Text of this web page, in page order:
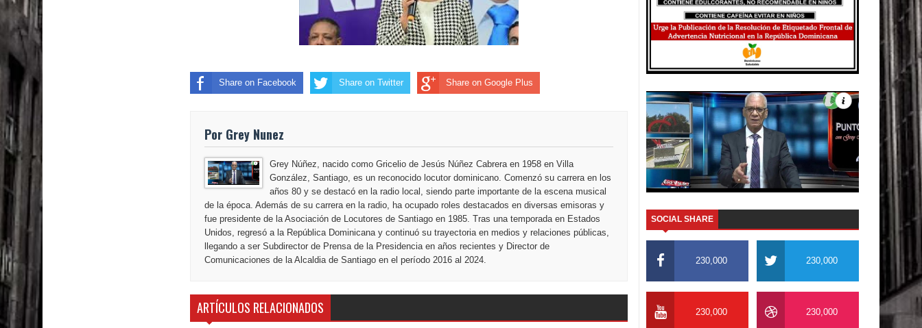
Share on Facebook Share on Twitter Share on Google Plus
Por Grey Nunez
Grey Núñez, nacido como Gricelio de Jesús Núñez Cabrera en 1958 en Villa
González, Santiago, es un reconocido locutor dominicano. Comenzó su carrera en los
años 80 y se destacó en la radio local, siendo parte importante de la escena musical
de la época. Además de su carrera en la radio, ha ocupado roles destacados en diversas emisoras y
fue presidente de la Asociación de Locutores de Santiago en 1985. Tras una temporada en Estados
Unidos, regresó a la República Dominicana y continuó su trayectoria en medios y relaciones públicas,
llegando a ser Subdirector de Prensa de la Presidencia en años recientes y Director de
Comunicaciones de la Alcaldia de Santiago en el período 2016 al 2024.
ARTÍCULOS RELACIONADOS
SOCIAL SHARE
230,000 230,000
230,000 230,000